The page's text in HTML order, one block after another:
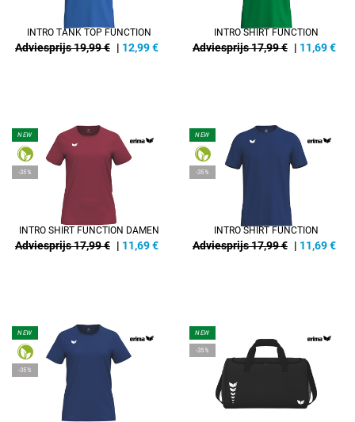
INTRO TANK TOP FUNCTION
Adviesprijs 19,99 € | 12,99€
INTRO SHIRT FUNCTION
Adviesprijs 17,99 € | 11,69€
NEW
-35%
INTRO SHIRT FUNCTION DAMEN
Adviesprijs 17,99 € | 11,69€
NEW
-35%
INTRO SHIRT FUNCTION
Adviesprijs 17,99 € | 11,69€
NEW
-35%
NEW
-35%